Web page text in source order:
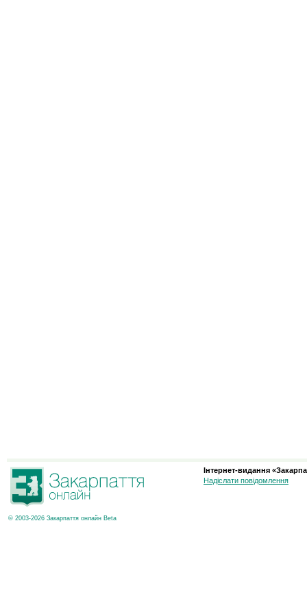
© 2003-2026 Закарпаття онлайн Beta
Інтернет-видання
Надіслати повідомлення